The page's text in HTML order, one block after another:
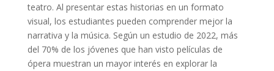
teatro. Al presentar estas historias en un formato
visual, los estudiantes pueden comprender mejor la
narrativa y la música. Según un estudio de 2022, más
del 70% de los jóvenes que han visto películas de
ópera muestran un mayor interés en explorar la